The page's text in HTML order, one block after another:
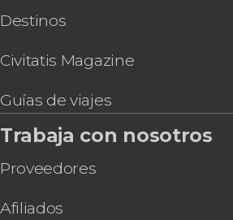
Destinos
Civitatis Magazine
Guías de viajes
Trabaja con nosotros
Proveedores
Afiliados